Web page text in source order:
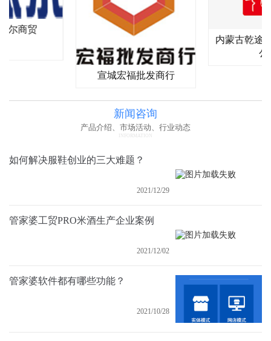
尔商贸
宣城宏福批发商行
内蒙古乾途
公
新闻咨询
产品介绍、市场活动、行业动态
INFORMATION
如何解决服鞋创业的三大难题？
2021/12/29
管家婆工贸PRO米酒生产企业案例
2021/12/02
管家婆软件都有哪些功能？
2021/10/28